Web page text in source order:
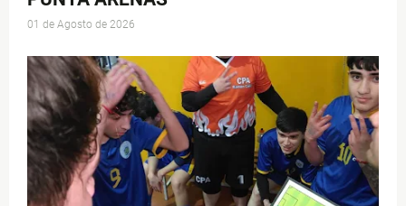
01 de Agosto de 2026